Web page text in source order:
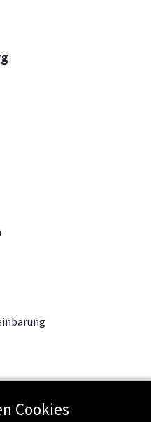
Cookies